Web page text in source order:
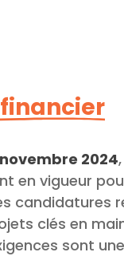
2024
en vigueur
candidatures
clés en
sont une